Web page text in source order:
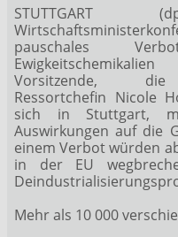
pauschales
Vorsitzende, die
Ressortchefin Nicole
sich in Stuttgart,
Auswirkungen auf die
einem Verbot würden
in der EU
Mehr als 10 000